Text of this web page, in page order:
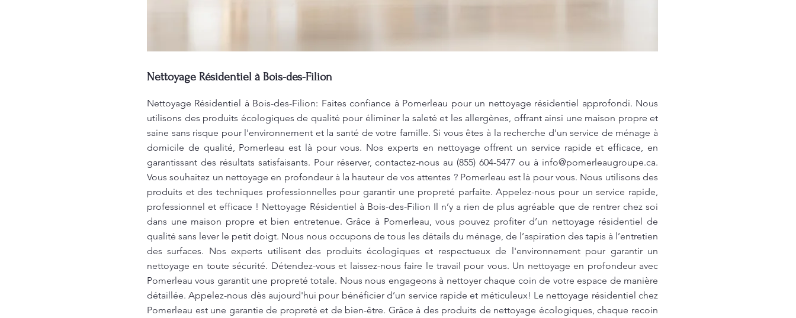
Nettoyage Résidentiel à Bois-des-Filion
Nettoyage Résidentiel à Bois-des-Filion: Faites confiance à Pomerleau pour un nettoyage résidentiel approfondi. Nous
utilisons des produits écologiques de qualité pour éliminer la saleté et les allergènes, offrant ainsi une maison propre et
saine sans risque pour l'environnement et la santé de votre famille. Si vous êtes à la recherche d'un service de ménage à
domicile de qualité, Pomerleau est là pour vous. Nos experts en nettoyage offrent un service rapide et efficace, en
garantissant des résultats satisfaisants. Pour réserver, contactez-nous au (855) 604-5477 ou à info@pomerleaugroupe.ca.
Vous souhaitez un nettoyage en profondeur à la hauteur de vos attentes ? Pomerleau est là pour vous. Nous utilisons des
produits et des techniques professionnelles pour garantir une propreté parfaite. Appelez-nous pour un service rapide,
professionnel et efficace ! Nettoyage Résidentiel à Bois-des-Filion Il n’y a rien de plus agréable que de rentrer chez soi
dans une maison propre et bien entretenue. Grâce à Pomerleau, vous pouvez profiter d’un nettoyage résidentiel de
qualité sans lever le petit doigt. Nous nous occupons de tous les détails du ménage, de l’aspiration des tapis à l’entretien
des surfaces. Nos experts utilisent des produits écologiques et respectueux de l'environnement pour garantir un
nettoyage en toute sécurité. Détendez-vous et laissez-nous faire le travail pour vous. Un nettoyage en profondeur avec
Pomerleau vous garantit une propreté totale. Nous nous engageons à nettoyer chaque coin de votre espace de manière
détaillée. Appelez-nous dès aujourd'hui pour bénéficier d’un service rapide et méticuleux! Le nettoyage résidentiel chez
Pomerleau est une garantie de propreté et de bien-être. Grâce à des produits de nettoyage écologiques, chaque recoin